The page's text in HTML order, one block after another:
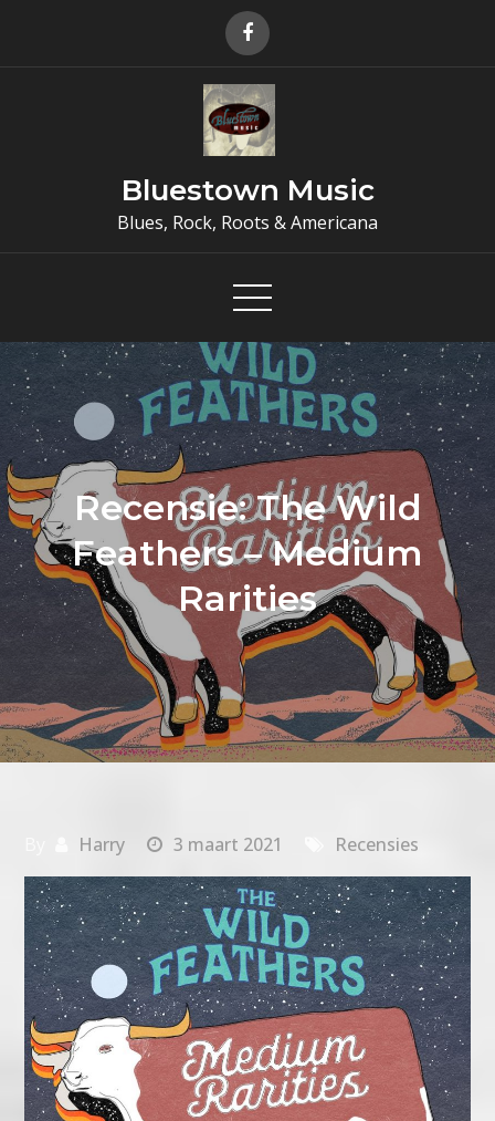
Bluestown Music
Blues, Rock, Roots & Americana
Recensie: The Wild
Feathers – Medium
Rarities
Harry 3 maart 2021 Recensies